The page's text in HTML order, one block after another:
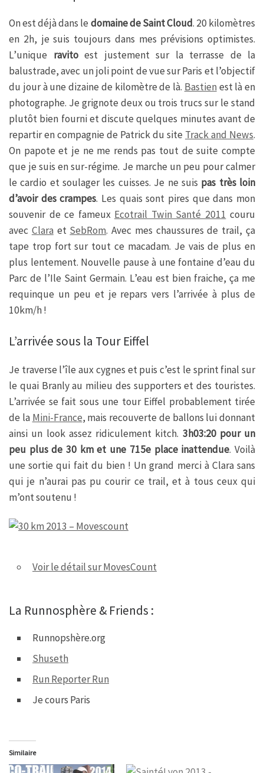
On est déjà dans ledomaine de Saint Cloud. 20 kilomètres
en 2h, je suis toujours dans mes prévisions optimistes.
L’unique ravitoest justement sur la terrasse de la
balustrade, avec un joli point de vue sur Paris et l’objectif
du jour à une dizaine de kilomètre de là. Bastien est là en
photographe. Je grignote deux ou trois trucs sur le stand
plutôt bien fourni et discute quelques minutes avant de
repartir en compagnie de Patrick du site Track and News.
On papote et je ne me rends pas tout de suite compte
que je suis en sur-régime. Je marche un peu pour calmer
le cardio et soulager les cuisses. Je ne suis pas très loin
d’avoir des crampes. Les quais sont pires que dans mon
souvenir de ce fameux Ecotrail Twin Santé 2011 couru
avec Clara et SebRom. Avec mes chaussures de trail, ça
tape trop fort sur tout ce macadam. Je vais de plus en
plus lentement. Nouvelle pause à une fontaine d’eau du
Parc de l’Ile Saint Germain. L’eau est bien fraiche, ça me
requinque un peu et je repars vers l’arrivée à plus de
10km/h !
L’arrivée sous la Tour Eiffel
Je traverse l’île aux cygnes et puis c’est le sprint final sur
le quai Branly au milieu des supporters et des touristes.
L’arrivée se fait sous une tour Eiffel probablement tirée
de la Mini-France, mais recouverte de ballons lui donnant
ainsi un look assez ridiculement kitch. 3h03:20 pour un
peu plus de 30 km et une 715e place inattendue. Voilà
une sortie qui fait du bien ! Un grand merci à Clara sans
qui je n’aurai pas pu courir ce trail, et à tous ceux qui
m’ont soutenu !
Voir le détail sur MovesCount
La Runnosphère & Friends :
Runnopshère.org
Shuseth
Run Reporter Run
Je cours Paris
Similaire